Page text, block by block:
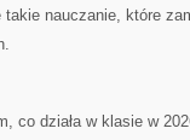
nauczanie, które
co działa w klasie w